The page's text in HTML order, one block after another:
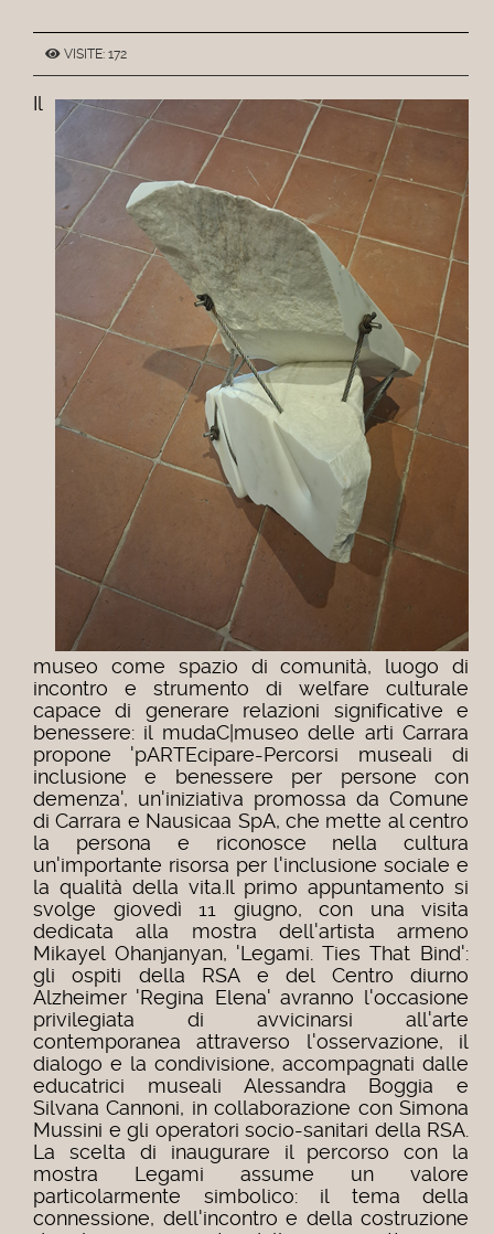
VISITE: 172
Il
museo come spazio di comunità, luogo di
incontro e strumento di welfare culturale
capace di generare relazioni significative e
benessere: il mudaC|museo delle arti Carrara
propone 'pARTEcipare-Percorsi museali di
inclusione e benessere per persone con
demenza', un'iniziativa promossa da Comune
di Carrara e Nausicaa SpA, che mette al centro
la persona e riconosce nella cultura
un'importante risorsa per l'inclusione sociale e
la qualità della vita. Il primo appuntamento si
svolge giovedì 11 giugno, con una visita
dedicata alla mostra dell'artista armeno
Mikayel Ohanjanyan, 'Legami. Ties That Bind':
gli ospiti della RSA e del Centro diurno
Alzheimer 'Regina Elena' avranno l'occasione
privilegiata di avvicinarsi all'arte
contemporanea attraverso l'osservazione, il
dialogo e la condivisione, accompagnati dalle
educatrici museali Alessandra Boggia e
Silvana Cannoni, in collaborazione con Simona
Mussini e gli operatori socio-sanitari della RSA.
La scelta di inaugurare il percorso con la
mostra Legami assume un valore
particolarmente simbolico: il tema della
connessione, dell'incontro e della costruzione